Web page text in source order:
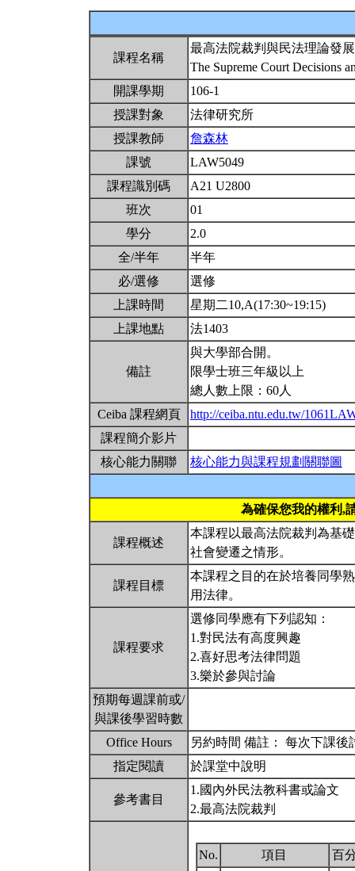
課程名稱
最高法院裁判與民法理論發展
The Supreme Court Decisions
開課學期
106-1
授課對象
法律研究所
授課教師
詹森林
課號
LAW5049
課程識別碼
A21 U2800
班次
01
學分
2.0
全/半年
半年
必/選修
選修
上課時間
星期二10,A(17:30~19:15)
上課地點
法1403
備註
與大學部合開。
限學士班三年級以上
總人數上限：60人
Ceiba 課程網頁
http://ceiba.ntu.edu.tw/
課程簡介影片
核心能力關聯
核心能力與課程規劃關聯圖
為確保您我的權利,
課程概述
本課程以最高法院裁判為基
社會變遷之情形。
課程目標
本課程之目的在於培養同學
用法律。
課程要求
選修同學應有下列認知：
1.對民法有高度興趣
2.喜好思考法律問題
3.樂於參與討論
預期每週課前或/
與課後學習時數
Office Hours
另約時間 備註： 每次下課
指定閱讀
於課堂中說明
參考書目
1.國內外民法教科書或論文
2.最高法院裁判
No. 項目 百